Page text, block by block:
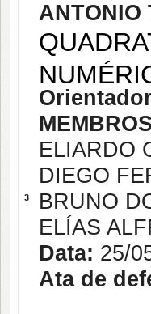
3
ANTONIO
ELIARDO
DIEGO
BRUNO
ELÍAS
Data: 25/
Ata de